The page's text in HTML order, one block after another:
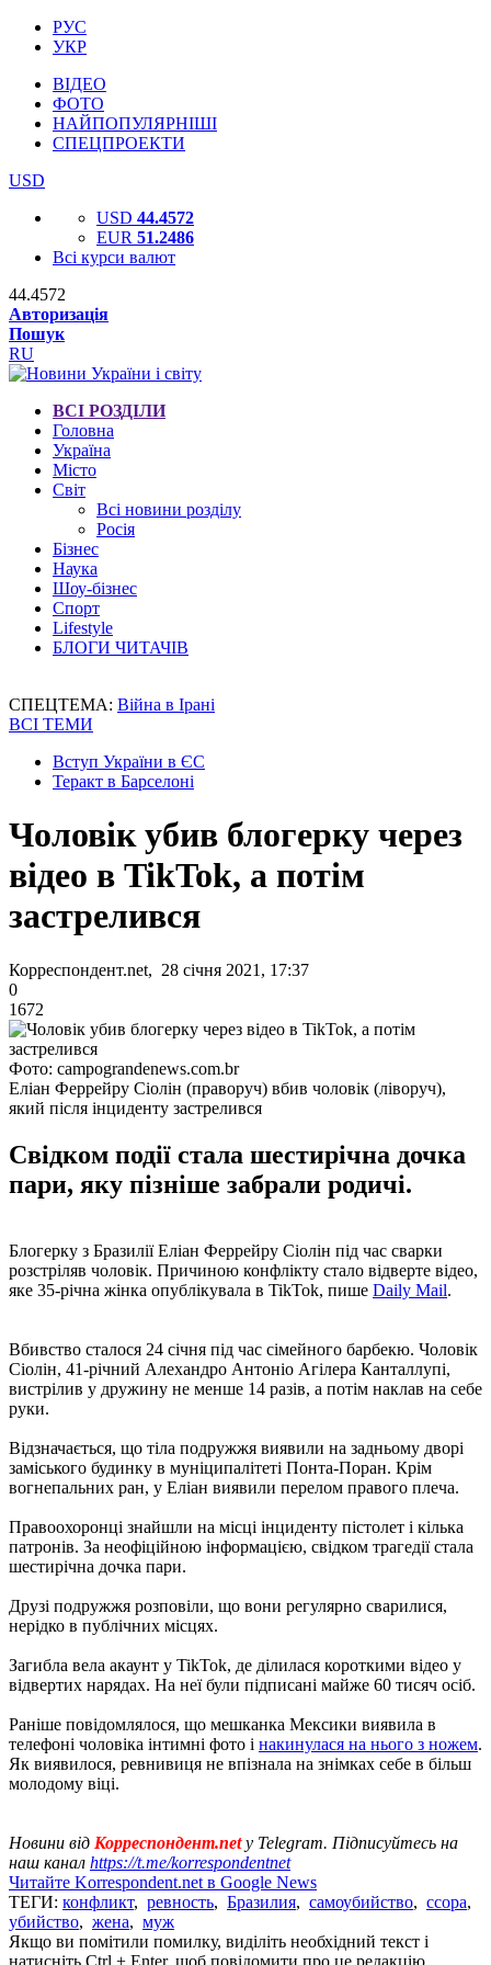
РУС
УКР
ВІДЕО
ФОТО
НАЙПОПУЛЯРНІШІ
СПЕЦПРОЕКТИ
USD
USD 44.4572
EUR 51.2486
Всі курси валют
44.4572
Авторизація
Пошук
RU
ВСІ РОЗДІЛИ
Головна
Україна
Місто
Світ
Всі новини розділу
Росія
Бізнес
Наука
Шоу-бізнес
Спорт
Lifestyle
БЛОГИ ЧИТАЧІВ
СПЕЦТЕМА: Війна в Ірані
ВСІ ТЕМИ
Вступ України в ЄС
Теракт в Барселоні
Чоловік убив блогерку через
відео в TikTok, а потім
застрелився
Корреспондент.net, 28 січня 2021, 17:37
0
1672
Фото: campograndenews.com.br
Еліан Феррейру Сіолін (праворуч) вбив чоловік (ліворуч),
який після інциденту застрелився
Свідком події стала шестирічна дочка
пари, яку пізніше забрали родичі.
Блогерку з Бразилії Еліан Феррейру Сіолін під час сварки
розстріляв чоловік. Причиною конфлікту стало відверте відео,
яке 35-річна жінка опублікувала в TikTok, пише Daily Mail.
Вбивство сталося 24 січня під час сімейного барбекю. Чоловік
Сіолін, 41-річний Алехандро Антоніо Агілера Канталлупі,
вистрілив у дружину не менше 14 разів, а потім наклав на себе
руки.
Відзначається, що тіла подружжя виявили на задньому дворі
заміського будинку в муніципалітеті Понта-Поран. Крім
вогнепальних ран, у Еліан виявили перелом правого плеча.
Правоохоронці знайшли на місці інциденту пістолет і кілька
патронів. За неофіційною інформацією, свідком трагедії стала
шестирічна дочка пари.
Друзі подружжя розповіли, що вони регулярно сварилися,
нерідко в публічних місцях.
Загибла вела акаунт у TikTok, де ділилася короткими відео у
відвертих нарядах. На неї були підписані майже 60 тисяч осіб.
Раніше повідомлялося, що мешканка Мексики виявила в
телефоні чоловіка інтимні фото і накинулася на нього з ножем.
Як виявилося, ревнивиця не впізнала на знімках себе в більш
молодому віці.
Новини від Корреспондент.netу Telegram. Підписуйтесь на
наш канал https://t.me/korrespondentnet
Читайте Korrespondent.net в Google News
ТЕГИ: конфликт, ревность, Бразилия, самоубийство, ссора,
убийство, жена, муж
Якщо ви помітили помилку, виділіть необхідний текст і
натисніть Ctrl + Enter, щоб повідомити про це редакцію.